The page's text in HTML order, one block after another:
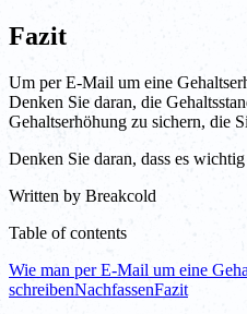
Fazit
Um per E-Mail um eine
Denken Sie daran, die
Gehaltserhöhung zu sichern, die
Denken Sie daran, dass es
Written by Breakcold
Table of contents
Wie man per E-Mail um eine
schreibenNachfassenFazit